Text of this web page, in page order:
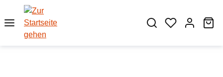
Zum Hauptinhalt springen